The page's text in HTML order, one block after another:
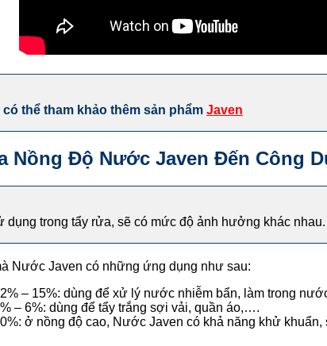
thể tham khảo thêm sản phẩm Javen
Nồng Độ Nước Javen Đến Công
dụng trong tẩy rửa, sẽ có mức độ ảnh hưởng khác nhau.
Nước Javen có những ứng dụng như sau:
– 15%: dùng để xử lý nước nhiễm bẩn, làm trong
– 6%: dùng để tẩy trắng sợi vải, quần áo,….
ở nồng độ cao, Nước Javen có khả năng khử